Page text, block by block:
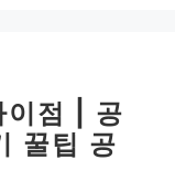
이점 | 공
꿀팁 공